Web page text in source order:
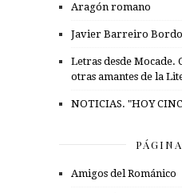
Aragón romano
Javier Barreiro
Letras desde Mocade.
otras amantes de la
NOTICIAS. "HOY
Amigos del Románico